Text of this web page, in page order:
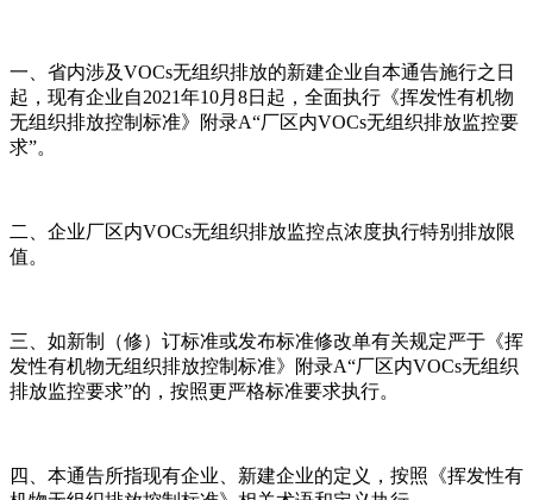
一、省内涉及VOCs无组织排放的新建企业自本通告施行之日
起，现有企业自2021年10月8日起，全面执行《挥发性有机物
无组织排放控制标准》附录A“厂区内VOCs无组织排放监控要
求”。
二、企业厂区内VOCs无组织排放监控点浓度执行特别排放限
值。
三、如新制（修）订标准或发布标准修改单有关规定严于《挥
发性有机物无组织排放控制标准》附录A“厂区内VOCs无组织
排放监控要求”的，按照更严格标准要求执行。
四、本通告所指现有企业、新建企业的定义，按照《挥发性有